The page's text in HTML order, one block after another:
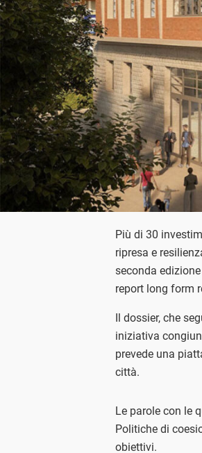
Più di 30
ripresa e
seconda edizione
report long form
Il dossier, che
iniziativa
prevede una
città.
Le parole con le
Politiche di
obiettivi.